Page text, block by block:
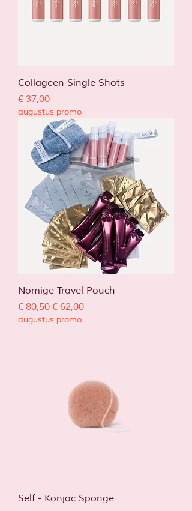
Collageen Single Shots
Prijs
€ 37,00
augustus promo
Nomige Travel Pouch
Normale prijs
€ 80,50 Verkoopprijs
€ 62,00
augustus promo
Self - Konjac Sponge